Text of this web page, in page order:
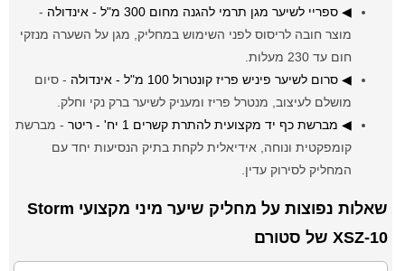
◀ ספריי לשיער מגן תרמי להגנה מחום 300 מ"ל - אינדולה
-
מוצר חובה לריסוס לפני השימוש במחליק, מגן על השערה מנזקי
חום עד 230 מעלות.
◀ סרום לשיער פיניש פריז קונטרול 100 מ"ל - אינדולה
- סיום
מושלם לעיצוב, מנטרל פריז ומעניק לשיער ברק נקי וחלק.
◀ מברשת כף יד מקצועית להתרת קשרים 1 יח' - ריטר
- מברשת
קומפקטית ונוחה, אידיאלית לקחת בתיק הנסיעות יחד עם
המחליק לסירוק עדין.
שאלות נפוצות על מחליק שיער מיני מקצועי Storm
XSZ-10 של סטורם